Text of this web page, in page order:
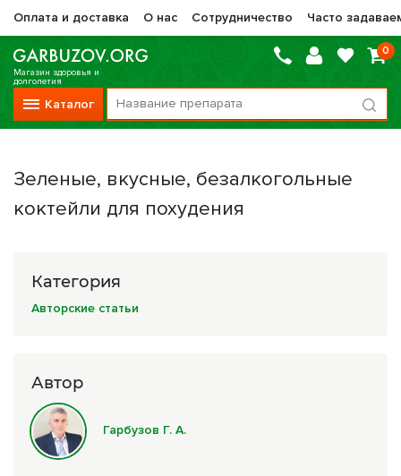
Оплата и доставка О нас Сотрудничество Часто
Магазин здоровья и
долголетия
Каталог
0
Vitauct / Витаукт
Препараты НТК Жизненная Сила
Оптисалт
МелМур
Прочие фитопрепараты
Сборы трав
Урбеч
Зеленые, вкусные, безалкогольные
коктейли для похудения
Категория
Авторские статьи
Автор
Гарбузов Г. А.